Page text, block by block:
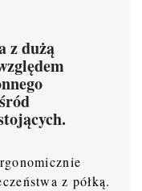
z dużą
z półką.